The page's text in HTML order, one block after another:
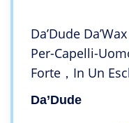
Da’Dude
Per-Capelli-
Forte，In Un
Legno e
Da’Dude